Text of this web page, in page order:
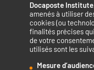
Docaposte Institute
amenés à utiliser
cookies (ou
finalités précises
de votre
utilisés sont les
Mesure